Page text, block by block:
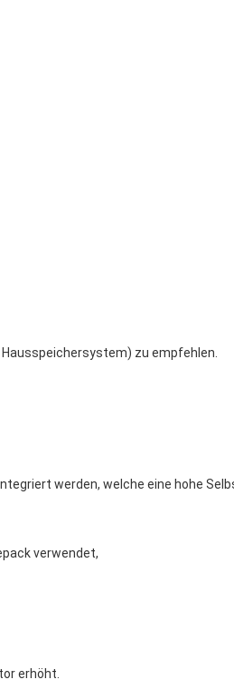
zu empfehlen.
werden, welche eine hohe
verwendet,
erhöht.